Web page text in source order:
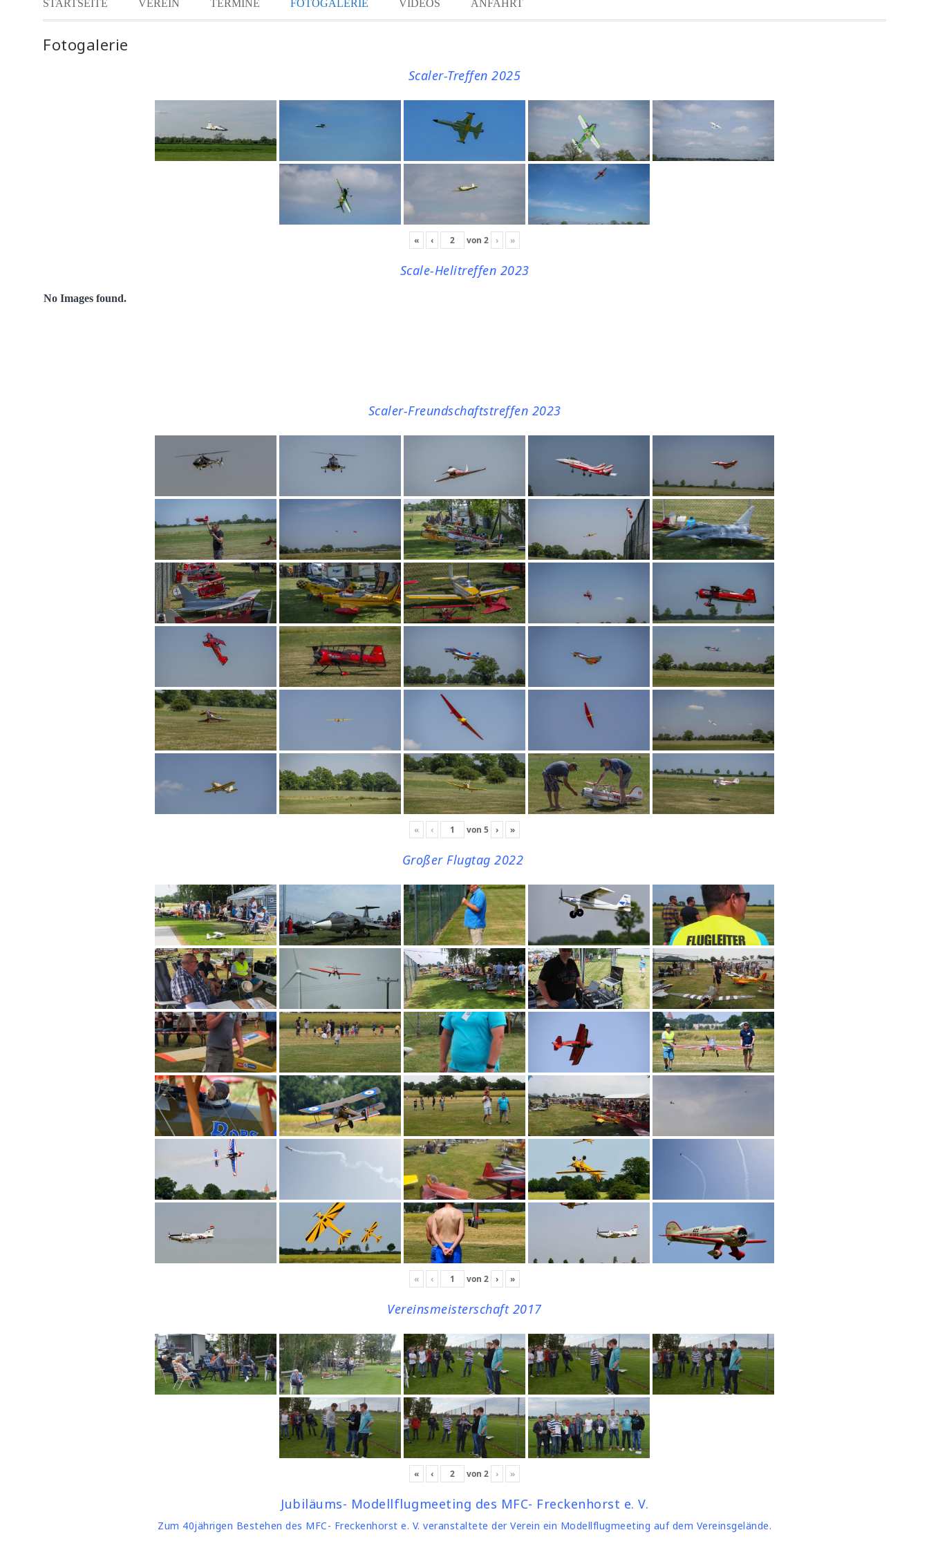
STARTSEITE VEREIN TERMINE FOTOGALERIE VIDEOS ANFAHRT
Fotogalerie
Scaler-Treffen 2025
« ‹ von 2 › »
Scale-Helitreffen 2023
No Images found.
Scaler-Freundschaftstreffen 2023
« ‹ von 5 › »
Großer Flugtag 2022
« ‹ von 2 › »
Vereinsmeisterschaft 2017
« ‹ von 2 › »
Jubiläums- Modellflugmeeting des MFC- Freckenhorst e. V.
Zum 40jährigen Bestehen des MFC- Freckenhorst e. V. veranstaltete der Verein ein Modellflugmeeting auf dem Vereinsgelände.